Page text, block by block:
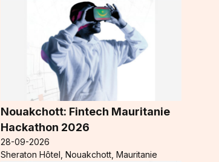
Nouakchott: Fintech Mauritanie
Hackathon 2026
28-09-2026
Sheraton Hôtel, Nouakchott, Mauritanie